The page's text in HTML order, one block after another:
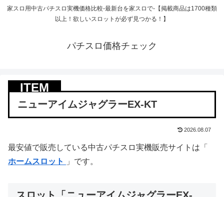
家スロ用中古パチスロ実機価格比較-最新台を家スロで-【掲載商品は1700種類
以上！欲しいスロットが必ず見つかる！】
パチスロ価格チェック
ニューアイムジャグラーEX-KT
2026.08.07
最安値で販売している中古パチスロ実機販売サイトは「
ホームスロット
」です。